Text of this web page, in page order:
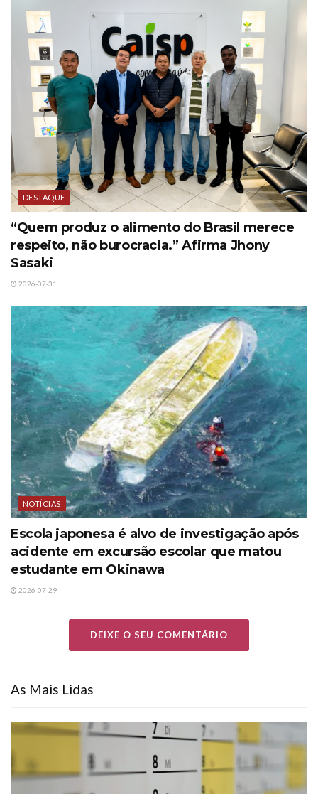
DESTAQUE
“Quem produz o alimento do Brasil merece
respeito, não burocracia.” Afirma Jhony
Sasaki
2026-07-31
NOTÍCIAS
Escola japonesa é alvo de investigação após
acidente em excursão escolar que matou
estudante em Okinawa
2026-07-29
DEIXE O SEU COMENTÁRIO
As Mais Lidas